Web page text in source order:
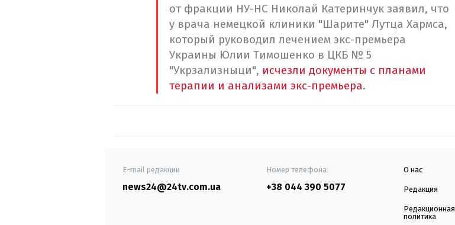
от фракции НУ-НС Николай Катеринчук заявил, что
у врача немецкой клиники "Шарите" Лутца Хармса,
который руководил лечением экс-премьера
Украины Юлии Тимошенко в ЦКБ № 5
"Укрзализныци", исчезли документы с планами
терапии и анализами экс-премьера.
E-mail редакции
news24@24tv.com.ua
Номер телефона:
+38 044 390 5077
О нас
Редакция
Редакционная
политика